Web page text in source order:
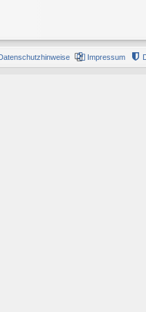
Impressum